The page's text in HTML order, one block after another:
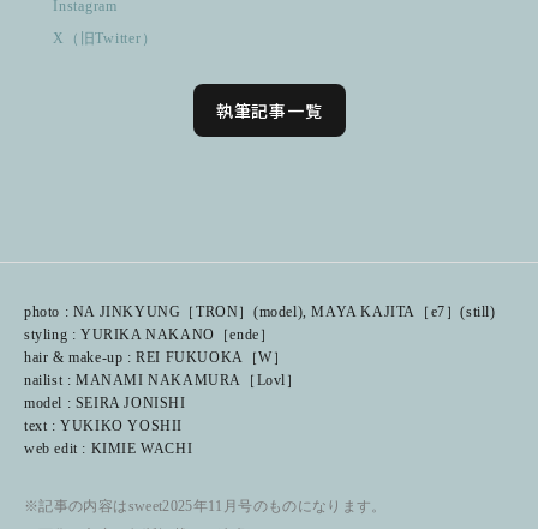
Instagram
X（旧Twitter）
執筆記事一覧
photo : NA JINKYUNG［TRON］(model), MAYA KAJITA［e7］(still)
styling : YURIKA NAKANO［ende］
hair & make-up : REI FUKUOKA［W］
nailist : MANAMI NAKAMURA［Lovl］
model : SEIRA JONISHI
text : YUKIKO YOSHII
web edit : KIMIE WACHI
※記事の内容はsweet2025年11月号のものになります。